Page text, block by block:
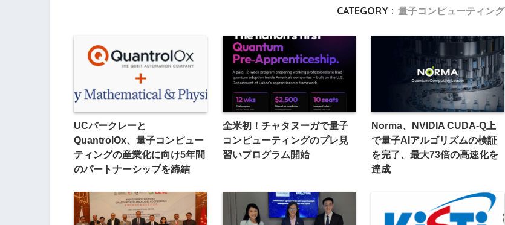
CATEGORY : 量子コンピューティング
UCバークレーと
QuantrolOx、量子コンピュー
ティングの産業化に向け5年間
のパートナーシップを締結
全米初！チャタヌーガで量子
コンピューティングのプレ見
習いプログラム開始
Norma、NVIDIA CUDA-Q上
で量子AIアルゴリズムの検証
を完了、最大73倍の高速化を
達成